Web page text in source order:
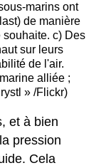
marins ont
de manière
souhaite. c) Des
sur leurs
de l'air.
alliée ;
» /Flickr)
et à bien
pression
Cela